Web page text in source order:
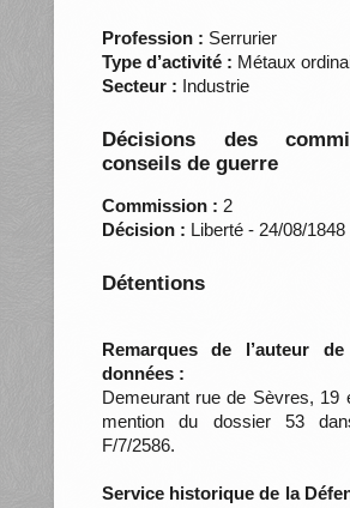
Profession : Serrurier
Type d’activité : Métaux
Secteur : Industrie
Décisions des
conseils de guerre
Commission : 2
Décision : Liberté - 24/08/1848
Détentions
Remarques de l’auteur
données :
Demeurant rue de Sèvres, 19
mention du dossier 53
F/7/2586.
Service historique de la